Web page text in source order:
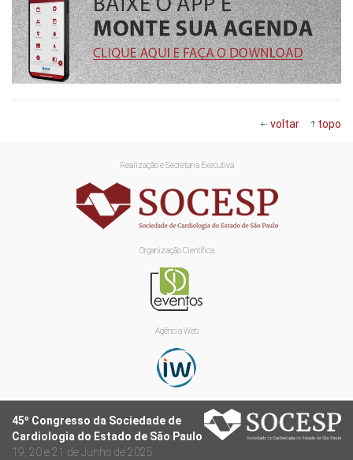
voltar topo
Realização e Secretaria Executiva
Organização Científica
Agência Web
45º Congresso da Sociedade de
Cardiologia do Estado de São Paulo
19, 20 e 21 de Junho de 2025